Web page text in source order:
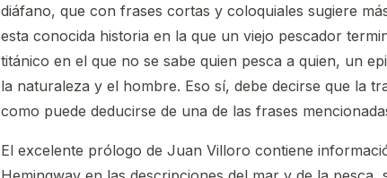
diáfano, que con frases cortas y coloquiales sugiere
esta conocida historia en la que un viejo pescador
titánico en el que no se sabe quien pesca a quien, un
la naturaleza y el hombre. Eso sí, debe decirse que la
como puede deducirse de una de las frases
El excelente prólogo de Juan Villoro contiene